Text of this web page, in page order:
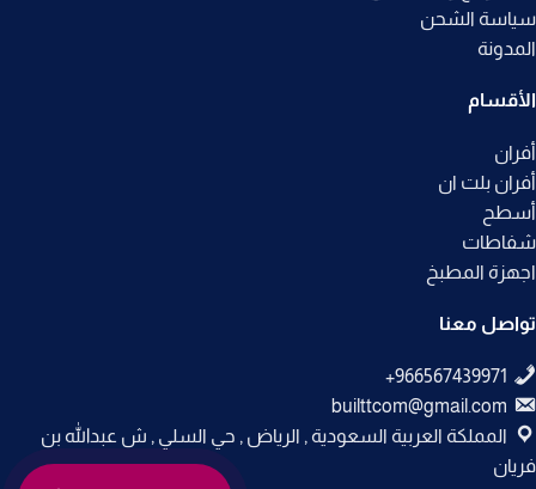
سياسة الشحن
المدونة
الأقسام
أفران
أفران بلت ان
أسطح
شفاطات
اجهزة المطبخ
تواصل معنا
builttcom@gmail.com
المملكة العربية السعودية , الرياض , حي السلي , ش عبدالله بن
فريان